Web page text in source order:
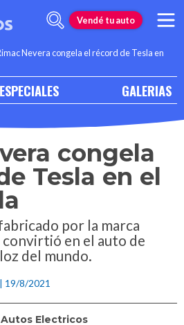
Vendé tu auto
Nevera congela el récord de Tesla en
ESPECIALES GALERIAS
congela
Tesla en el
por la marca
en el auto de
del mundo.
| 19/8/2021
Autos Electricos